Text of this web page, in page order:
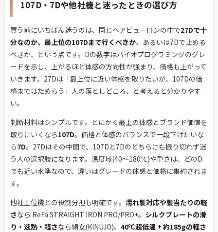
107D・7Dや他社機と迷ったときの選び方
買う前にいちばん迷うのは、同じヘアビューロンの中で27Dで十
分なのか、最上位の107Dまで行くべきか、あるいは7Dで止める
べきか、という点です。Dの数字はバイオプログラミングのグレ
ードを示し、上がるほど体感の方向性が強まり、価格も上がって
いきます。27Dは「最上位に近い体感を取りたいが、107Dの価
格まではためらう」人の落としどころ、と考えると分かりやす
い。
判断材料はシンプルです。とにかく最上の体感とブランド価値を
取りにいくなら107D。価格と体感のバランスで一段下げたいな
ら7D。27Dはその中間で、107Dと7Dのどちらにも振り切れず迷
う人の選択肢になります。温度域(40〜180℃)や重さは、どのD
でも近い水準なので、違いはグレードの体感と価格に集約されま
す。
他社上位機との役割分担も明確です。 濡れ髪対応や髪当たりの軽
さなら ReFa STRAIGHT IRON PRO/PRO+。 シルクプレートの滑
り・速熱・軽さなら絹女(KINUJO)。 40℃超低温 + 約185gの軽さ